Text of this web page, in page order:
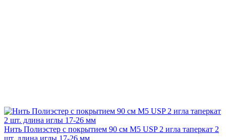
Нить Полиэстер с покрытием 90 см М5 USP 2 игла таперкат 2
шт. длина иглы 17-26 мм